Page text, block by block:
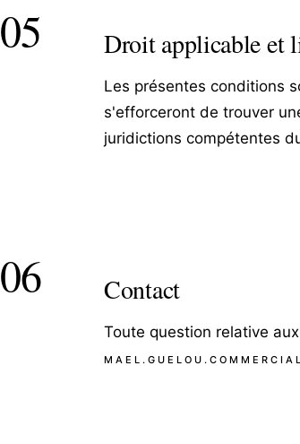
05 Droit applicable et
Les présentes conditions
s'efforceront de trouver
juridictions compétentes
06 Contact
Toute question relative